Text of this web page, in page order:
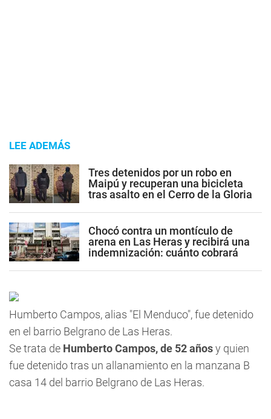
LEE ADEMÁS
Tres detenidos por un robo en
Maipú y recuperan una bicicleta
tras asalto en el Cerro de la Gloria
Chocó contra un montículo de
arena en Las Heras y recibirá una
indemnización: cuánto cobrará
Humberto Campos, alias "El Menduco", fue detenido
en el barrio Belgrano de Las Heras.
Se trata de Humberto Campos, de 52 añosy quien
fue detenido tras un allanamiento en la manzana B
casa 14 del barrio Belgrano de Las Heras.